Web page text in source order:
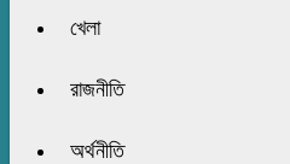
খেলা
রাজনীতি
অর্থনীতি